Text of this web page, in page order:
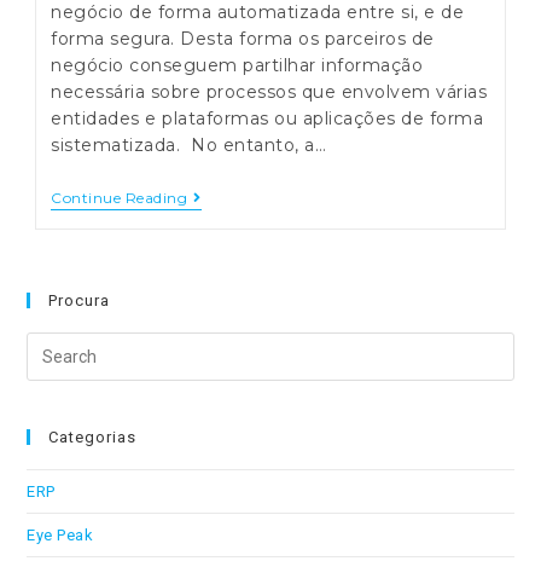
negócio de forma automatizada entre si, e de
forma segura. Desta forma os parceiros de
negócio conseguem partilhar informação
necessária sobre processos que envolvem várias
entidades e plataformas ou aplicações de forma
sistematizada. No entanto, a…
Continue Reading Quais
Os
De
Procura
Search
this
Categorias
ERP
Eye Peak